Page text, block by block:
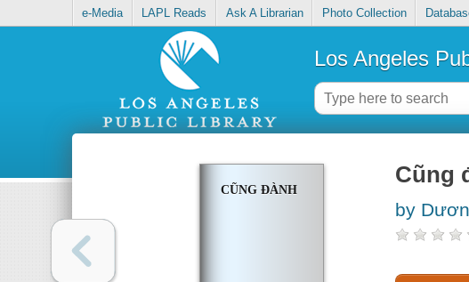
e-Media LAPL Reads Ask A Librarian Photo Collection
Los Angeles
CŨNG ĐÀNH
Cũng
by